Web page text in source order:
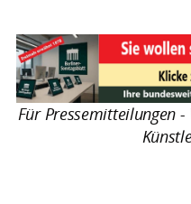
Für Pressemitteilungen